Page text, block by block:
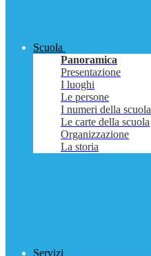
Scuola
Panoramica
Presentazione
I luoghi
Le persone
I numeri della scuola
Le carte della scuola
Organizzazione
La storia
Servizi